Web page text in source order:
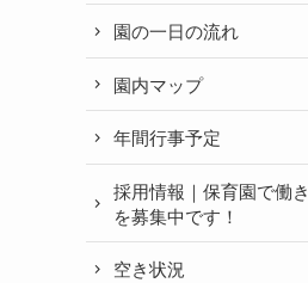
園の一日の流れ
園内マップ
年間行事予定
採用情報｜保育園で働
を募集中です！
空き状況